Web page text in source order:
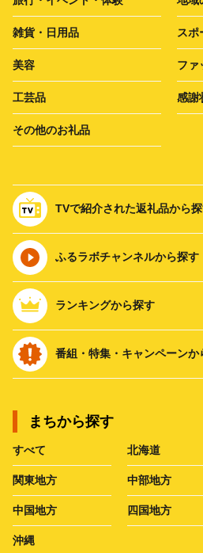
雑貨・日用品 スポ
美容 ファ
工芸品 感謝
その他のお礼品
TVで紹介された返礼品から
ふるラボチャンネルから探す
ランキングから探す
番組・特集・キャンペーンか
まちから探す
すべて 北海道
関東地方 中部地方
中国地方 四国地方
沖縄